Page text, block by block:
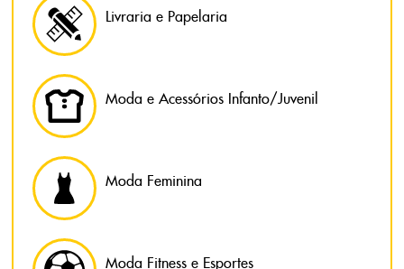
Livraria e Papelaria
Moda e Acessórios Infanto/Juvenil
Moda Feminina
Moda Fitness e Esportes